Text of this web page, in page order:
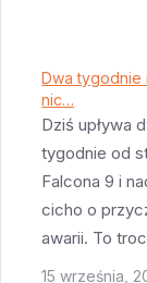
Dwa tygodnie
nic…
Dziś upływa
tygodnie od
Falcona 9 i
cicho o
awarii. To
niepokojące.
15 września,